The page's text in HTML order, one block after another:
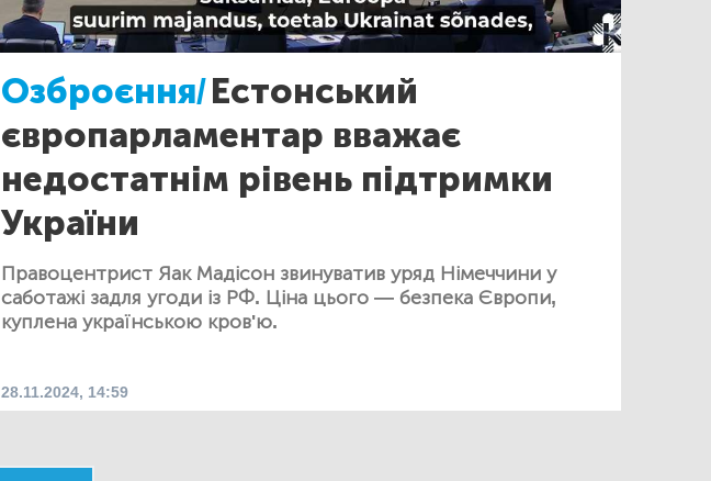
Озброєння/Естонський
європарламентар вважає
недостатнім рівень підтримки
України
Правоцентрист Яак Мадісон звинуватив уряд Німеччини у
саботажі задля угоди із РФ. Ціна цього — безпека Європи,
куплена українською кров'ю.
28.11.2024, 14:59